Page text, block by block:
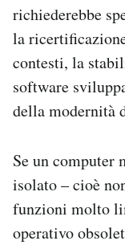
richiederebbe
la
contesti, la
software
della modernità
Se un computer
isolato – cioè
funzioni molto
operativo